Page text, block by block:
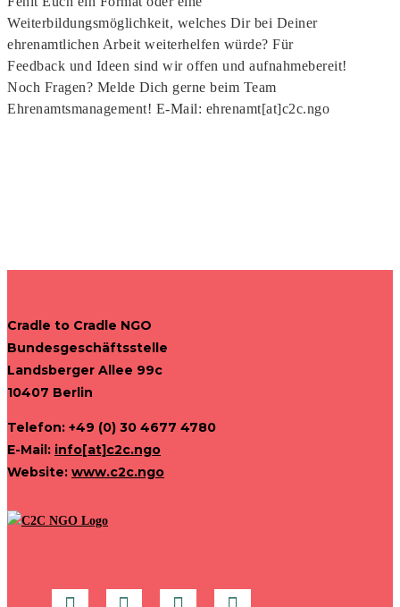
Weiterbildungsmöglichkeit, welches Dir bei Deiner
ehrenamtlichen Arbeit weiterhelfen würde? Für
Feedback und Ideen sind wir offen und aufnahmebereit!
Noch Fragen? Melde Dich gerne beim Team
Ehrenamtsmanagement! E-Mail: ehrenamt[at]c2c.ngo
Cradle to Cradle NGO
Bundesgeschäftsstelle
Landsberger Allee 99c
10407 Berlin
Telefon: +49 (0) 30 4677 4780
E-Mail: info[at]c2c.ngo
Website: www.c2c.ngo